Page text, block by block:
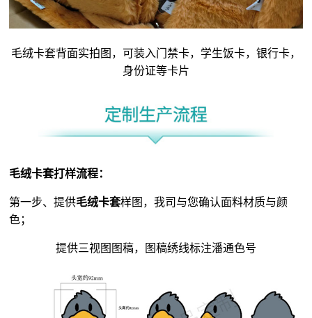
毛绒卡套背面实拍图，可装入门禁卡，学生饭卡，银行卡，
身份证等卡片
毛绒卡套打样流程：
第一步、提供毛绒卡套样图，我司与您确认面料材质与颜
色；
提供三视图图稿，图稿绣线标注潘通色号